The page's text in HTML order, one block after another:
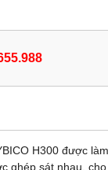
H300 được
ghép sát nhau,